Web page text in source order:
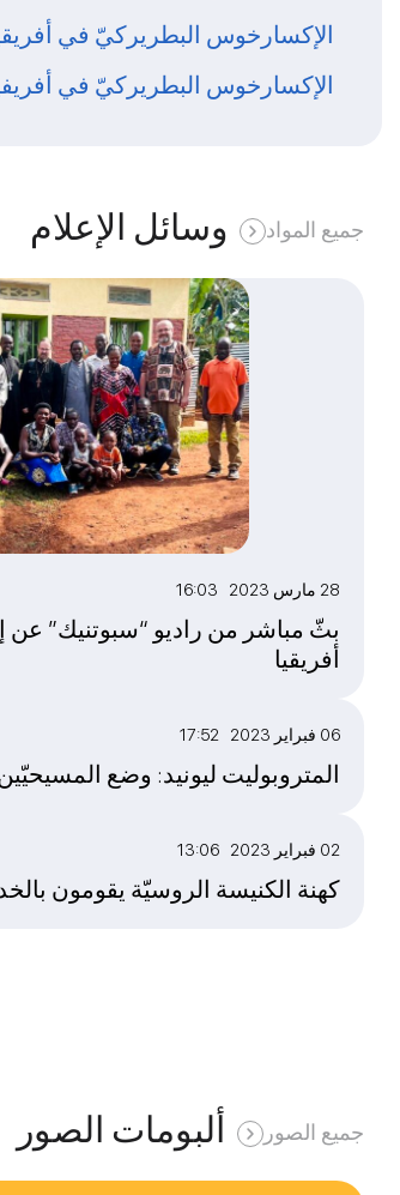
الإكسارخوس البطريركيّ في
الإكسارخوس البطريركيّ في
وسائل الإعلام جميع المواد
28 مارس 2023 16:03
بثّ مباشر من راديو “سبوتنيك”
أفريقيا
06 فبراير 2023 17:52
المتروبوليت ليونيد: وضع
02 فبراير 2023 13:06
كهنة الكنيسة الروسيّة يقومون
ألبومات الصور جميع الصور